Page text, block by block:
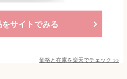
サイトでみる
価格と在庫を楽天でチェック >>